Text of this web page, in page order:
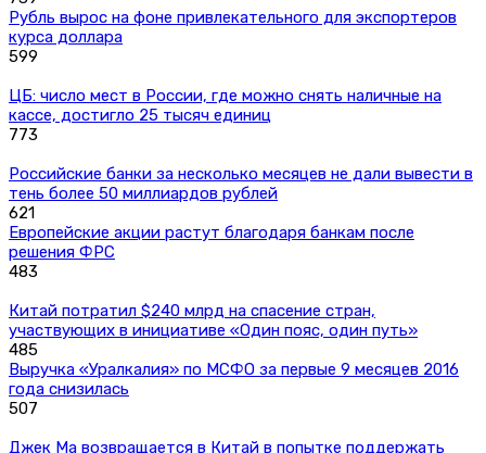
Рубль вырос на фоне привлекательного для экспортеров
курса доллара
599
ЦБ: число мест в России, где можно снять наличные на
кассе, достигло 25 тысяч единиц
773
Российские банки за несколько месяцев не дали вывести в
тень более 50 миллиардов рублей
621
Европейские акции растут благодаря банкам после
решения ФРС
483
Китай потратил $240 млрд на спасение стран,
участвующих в инициативе «Один пояс, один путь»
485
Выручка «Уралкалия» по МСФО за первые 9 месяцев 2016
года снизилась
507
Джек Ма возвращается в Китай в попытке поддержать